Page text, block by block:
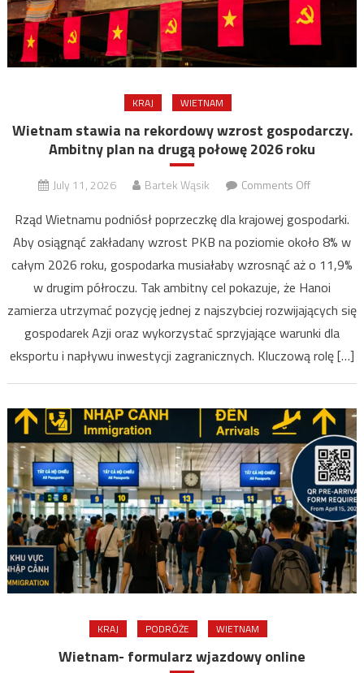
KRAJ WIETNAM
Wietnam stawia na rekordowy wzrost gospodarczy.
Ambitny plan na drugą połowę 2026 roku
July 11, 2026 Bartek Wąsik Comments Offon
stawia
na
rekordowy
wzrost
Ambitny
na
drugą
połowę
2026
roku
Rząd Wietnamu podniósł poprzeczkę dla krajowej gospodarki.
Aby osiągnąć zakładany wzrost PKB na poziomie około 8% w
całym 2026 roku, gospodarka musiałaby wzrosnąć aż o 11,9%
w drugim półroczu. Tak ambitny cel pokazuje, że Hanoi
zamierza utrzymać pozycję jednej z najszybciej rozwijających się
gospodarek Azji oraz wykorzystać sprzyjające warunki dla
eksportu i napływu inwestycji zagranicznych. Kluczową rolę […]
KRAJ PODRÓŻE WIETNAM
Wietnam- formularz wjazdowy online